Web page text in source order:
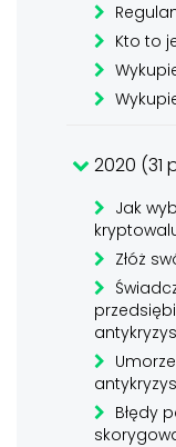
Kto to
2020 (31
Jak
Złóż
Błędy